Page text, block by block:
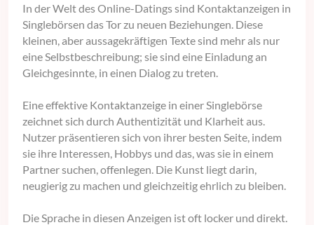
In der Welt des Online-Datings sind Kontaktanzeigen in
Singlebörsen das Tor zu neuen Beziehungen. Diese
kleinen, aber aussagekräftigen Texte sind mehr als nur
eine Selbstbeschreibung; sie sind eine Einladung an
Gleichgesinnte, in einen Dialog zu treten.
Eine effektive Kontaktanzeige in einer Singlebörse
zeichnet sich durch Authentizität und Klarheit aus.
Nutzer präsentieren sich von ihrer besten Seite, indem
sie ihre Interessen, Hobbys und das, was sie in einem
Partner suchen, offenlegen. Die Kunst liegt darin,
neugierig zu machen und gleichzeitig ehrlich zu bleiben.
Die Sprache in diesen Anzeigen ist oft locker und direkt.